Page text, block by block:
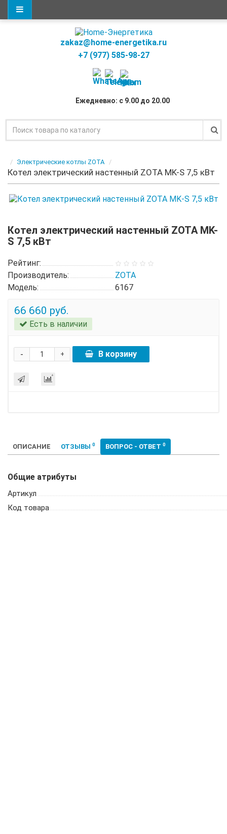
zakaz@home-energetika.ru
+7 (977) 585-98-27
Ежедневно: с 9.00 до 20.00
Электрические котлы ZOTA
Котел электрический настенный ZOTA MK-S 7,5 кВт
Котел электрический настенный ZOTA MK-
S 7,5 кВт
Рейтинг:
Производитель:
ZOTA
Модель:
6167
66 660 руб.
Есть в наличии
+
- В корзину
ОПИСАНИЕ ОТЗЫВЫ 0 ВОПРОС - ОТВЕТ 0
Общие атрибуты
Артикул
Код товара